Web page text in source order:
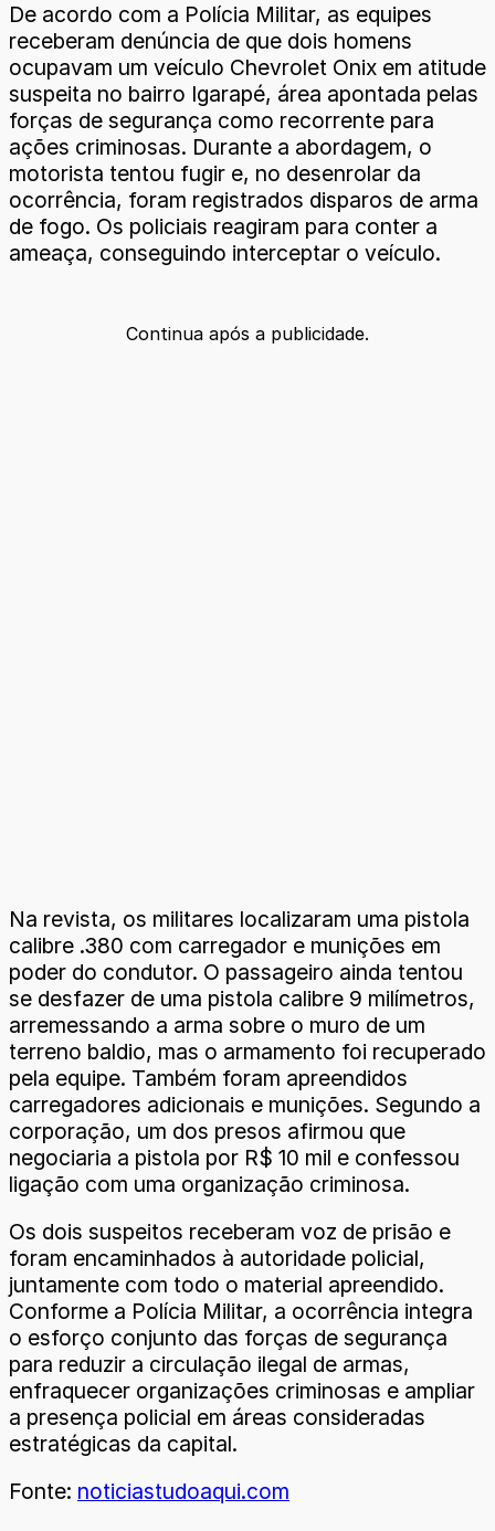
De acordo com a Polícia Militar, as equipes
receberam denúncia de que dois homens
ocupavam um veículo Chevrolet Onix em atitude
suspeita no bairro Igarapé, área apontada pelas
forças de segurança como recorrente para
ações criminosas. Durante a abordagem, o
motorista tentou fugir e, no desenrolar da
ocorrência, foram registrados disparos de arma
de fogo. Os policiais reagiram para conter a
ameaça, conseguindo interceptar o veículo.
Continua após a publicidade.
Na revista, os militares localizaram uma pistola
calibre .380 com carregador e munições em
poder do condutor. O passageiro ainda tentou
se desfazer de uma pistola calibre 9 milímetros,
arremessando a arma sobre o muro de um
terreno baldio, mas o armamento foi recuperado
pela equipe. Também foram apreendidos
carregadores adicionais e munições. Segundo a
corporação, um dos presos afirmou que
negociaria a pistola por R$ 10 mil e confessou
ligação com uma organização criminosa.
Os dois suspeitos receberam voz de prisão e
foram encaminhados à autoridade policial,
juntamente com todo o material apreendido.
Conforme a Polícia Militar, a ocorrência integra
o esforço conjunto das forças de segurança
para reduzir a circulação ilegal de armas,
enfraquecer organizações criminosas e ampliar
a presença policial em áreas consideradas
estratégicas da capital.
Fonte: noticiastudoaqui.com